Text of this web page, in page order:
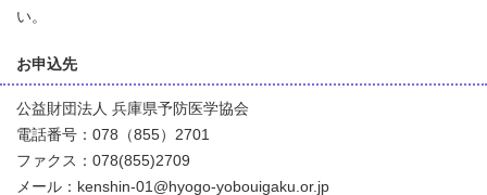
い。
お申込先
公益財団法人 兵庫県予防医学協会
電話番号：078（855）2701
ファクス：078(855)2709
メール：kenshin-01@hyogo-yobouigaku.or.jp